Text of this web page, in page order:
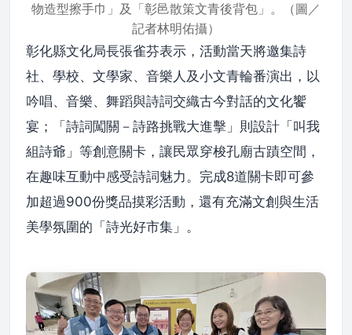
物造型擦手巾」及「彰邑散策文青後背包」。（圖／
記者林明佑攝）
彰化縣文化局長張雀芬表示，活動當天將邀集詩
社、學校、文學家、音樂人及小文青輪番演出，以
吟唱、音樂、舞蹈與詩詞交織古今對話的文化饗
宴；「詩詞闖關－詩路挑戰大進擊」則設計「叫我
組詩爺」等創意關卡，讓民眾穿梭孔廟古蹟空間，
在趣味互動中感受詩詞魅力。完成8道關卡即可參
加超過900份獎品摸彩活動，還有充滿文創與生活
美學氛圍的「詩光好市集」。